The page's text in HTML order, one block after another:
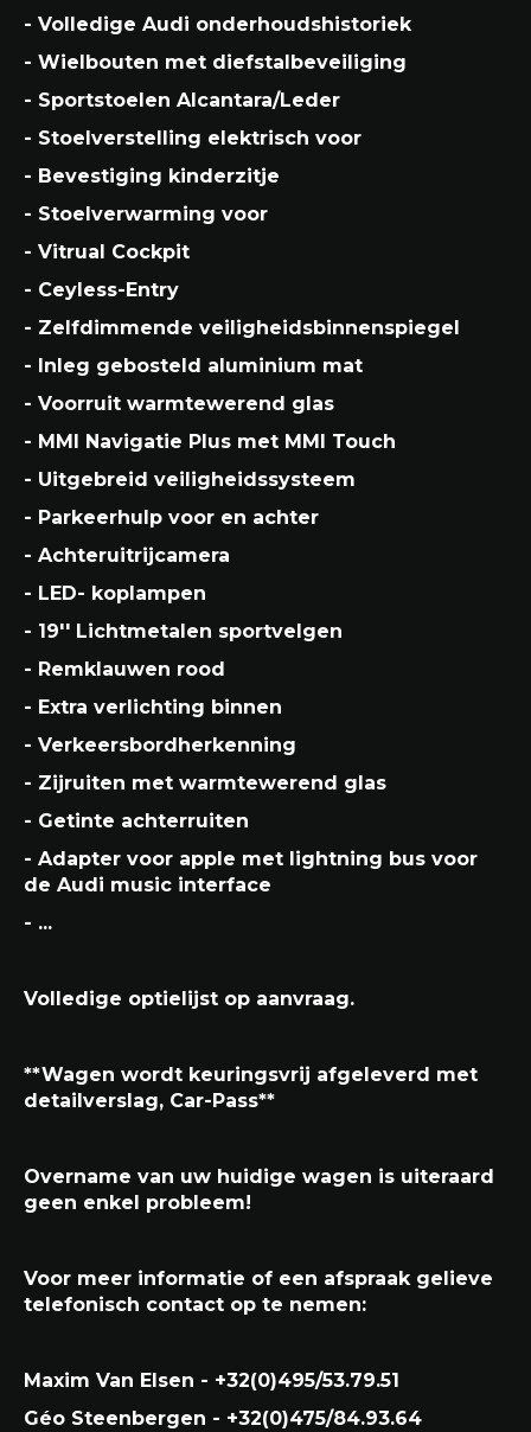
- Volledige Audi onderhoudshistoriek
- Wielbouten met diefstalbeveiliging
- Sportstoelen Alcantara/Leder
- Stoelverstelling elektrisch voor
- Bevestiging kinderzitje
- Stoelverwarming voor
- Vitrual Cockpit
- Ceyless-Entry
- Zelfdimmende veiligheidsbinnenspiegel
- Inleg gebosteld aluminium mat
- Voorruit warmtewerend glas
- MMI Navigatie Plus met MMI Touch
- Uitgebreid veiligheidssysteem
- Parkeerhulp voor en achter
- Achteruitrijcamera
- LED- koplampen
- 19'' Lichtmetalen sportvelgen
- Remklauwen rood
- Extra verlichting binnen
- Verkeersbordherkenning
- Zijruiten met warmtewerend glas
- Getinte achterruiten
- Adapter voor apple met lightning bus voor
de Audi music interface
- ...
Volledige optielijst op aanvraag.
**Wagen wordt keuringsvrij afgeleverd met
detailverslag, Car-Pass**
Overname van uw huidige wagen is uiteraard
geen enkel probleem!
Voor meer informatie of een afspraak gelieve
telefonisch contact op te nemen:
Maxim Van Elsen - +32(0)495/53.79.51
Géo Steenbergen - +32(0)475/84.93.64